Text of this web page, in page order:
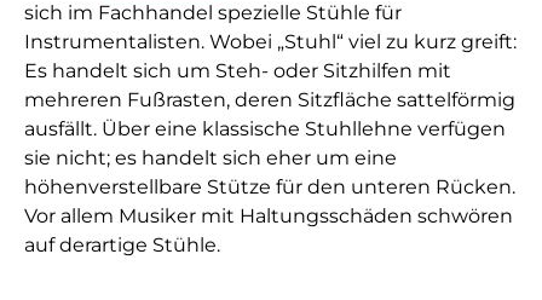
sich im Fachhandel spezielle Stühle für
Instrumentalisten. Wobei „Stuhl“ viel zu kurz greift:
Es handelt sich um Steh- oder Sitzhilfen mit
mehreren Fußrasten, deren Sitzfläche sattelförmig
ausfällt. Über eine klassische Stuhllehne verfügen
sie nicht; es handelt sich eher um eine
höhenverstellbare Stütze für den unteren Rücken.
Vor allem Musiker mit Haltungsschäden schwören
auf derartige Stühle.